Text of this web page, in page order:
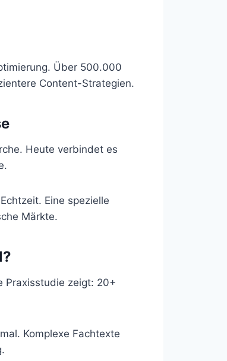
Über 500.000
Content-Strategien.
Heute verbindet es
Eine spezielle
Märkte.
Praxisstudie zeigt: 20+
Komplexe Fachtexte